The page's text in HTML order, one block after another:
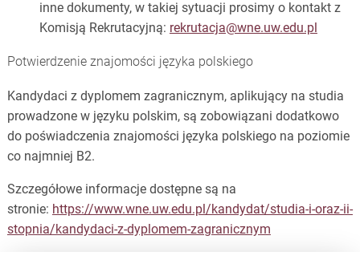
inne dokumenty, w takiej sytuacji prosimy o kontakt z
Komisją Rekrutacyjną: rekrutacja@wne.uw.edu.pl
Potwierdzenie znajomości języka polskiego
Kandydaci z dyplomem zagranicznym, aplikujący na studia
prowadzone w języku polskim, są zobowiązani dodatkowo
do poświadczenia znajomości języka polskiego na poziomie
co najmniej B2.
Szczegółowe informacje dostępne są na
stronie: https://www.wne.uw.edu.pl/kandydat/studia-i-oraz-ii-
stopnia/kandydaci-z-dyplomem-zagranicznym